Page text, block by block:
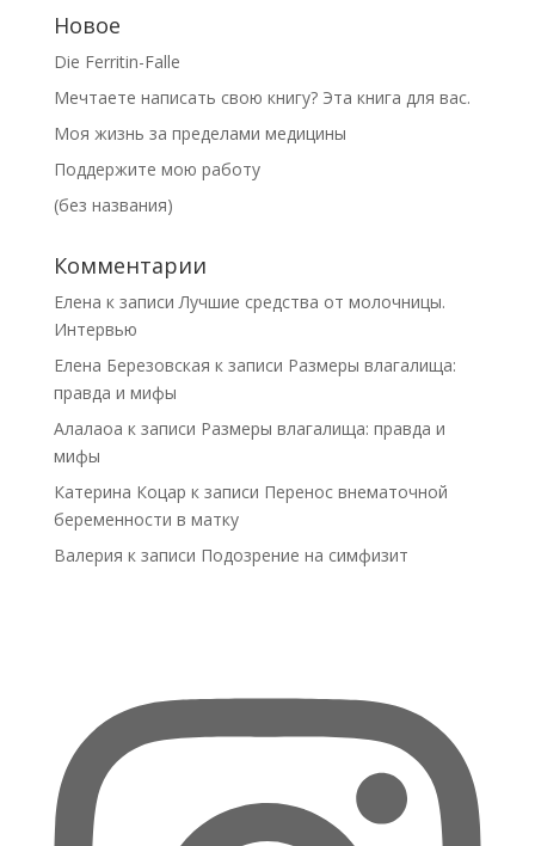
Новое
Die Ferritin-Falle
Мечтаете написать свою книгу? Эта книга для вас.
Моя жизнь за пределами медицины
Поддержите мою работу
(без названия)
Комментарии
Елена к записиЛучшие средства от молочницы.
Интервью
Елена Березовская к записи Размеры влагалища:
правда и мифы
Алалаоа к записи Размеры влагалища: правда и
мифы
Катерина Коцар к записи Перенос внематочной
беременности в матку
Валерия к записи Подозрение на симфизит